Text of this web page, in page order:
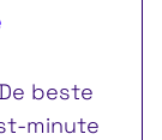
beste
minute